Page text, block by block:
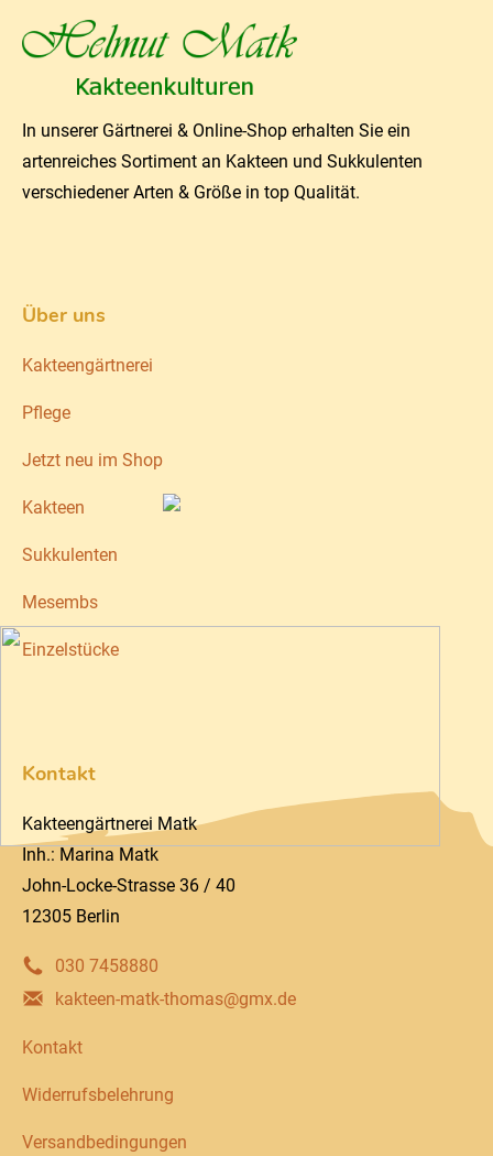
In unserer Gärtnerei & Online-Shop erhalten Sie ein
artenreiches Sortiment an Kakteen und Sukkulenten
verschiedener Arten & Größe in top Qualität.
Über uns
Kakteengärtnerei
Pflege
Jetzt neu im Shop
Kakteen
Sukkulenten
Mesembs
Einzelstücke
Kontakt
Kakteengärtnerei Matk
Inh.: Marina Matk
John-Locke-Strasse 36 / 40
12305 Berlin
030 7458880
kakteen-matk-thomas@gmx.de
Kontakt
Widerrufsbelehrung
Versandbedingungen